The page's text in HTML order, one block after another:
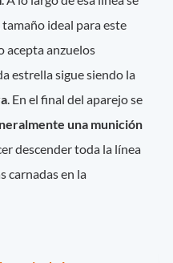
tamaño ideal para este
acepta anzuelos
estrella sigue siendo la
. En el final del aparejo se
una munición
descender toda la línea
carnadas en la